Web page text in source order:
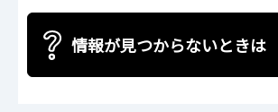
情報が見つからないときは